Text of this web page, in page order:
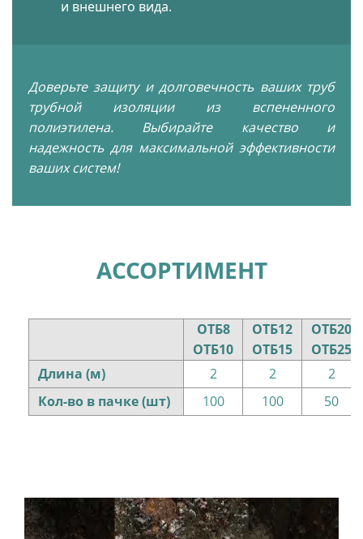
и внешнего вида.
Доверьте защиту и долговечность ваших труб
трубной изоляции из вспененного
полиэтилена. Выбирайте качество и
надежность для максимальной эффективности
ваших систем!
АССОРТИМЕНТ
ОТБ8
ОТБ10
ОТБ12
ОТБ15
ОТБ20
ОТБ25
Длина (м)
2 2
2
Кол-во в пачке (шт)
100 100 50